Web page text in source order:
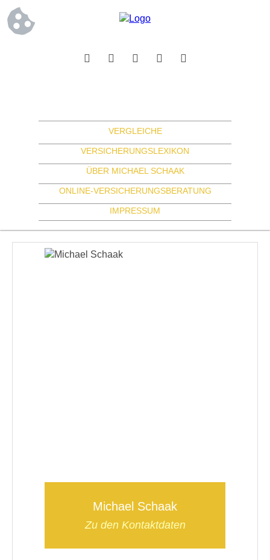
VERGLEICHE
VERSICHERUNGSLEXIKON
ÜBER MICHAEL SCHAAK
ONLINE-VERSICHERUNGSBERATUNG
IMPRESSUM
Michael Schaak
Zu den Kontaktdaten